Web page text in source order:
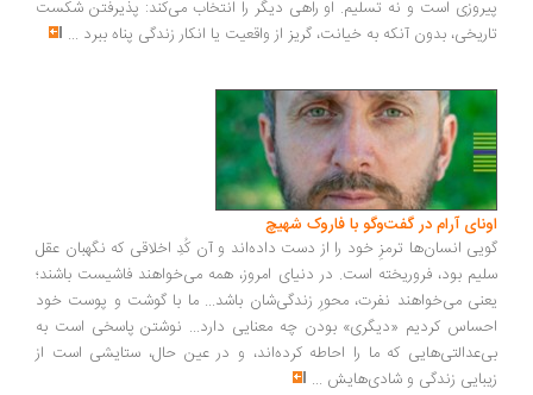
است و نه تسلیم. او راهی دیگر را انتخاب می‌کند: پذیرفتن شکست
بدون آنکه به خیانت، گریز از واقعیت یا انکار زندگی پناه ببرد...
آرام در گفت‌وگو با فاروک شهیچ‭
انسان‌ها ترمزِ خود را از دست داده‌اند و آن کُدِ اخلاقی که نگهبان عقل
بود، فروریخته است. در دنیای امروز، همه می‌خواهند فاشیست باشند؛
می‌خواهند نفرت، محورِ زندگی‌شان باشد... ما با گوشت و پوست خود
کردیم «دیگری» بودن چه معنایی دارد... نوشتن پاسخی است به
که ما را احاطه کرده‌اند، و در عین حال، ستایشی است از
زندگی و شادی‌هایش...